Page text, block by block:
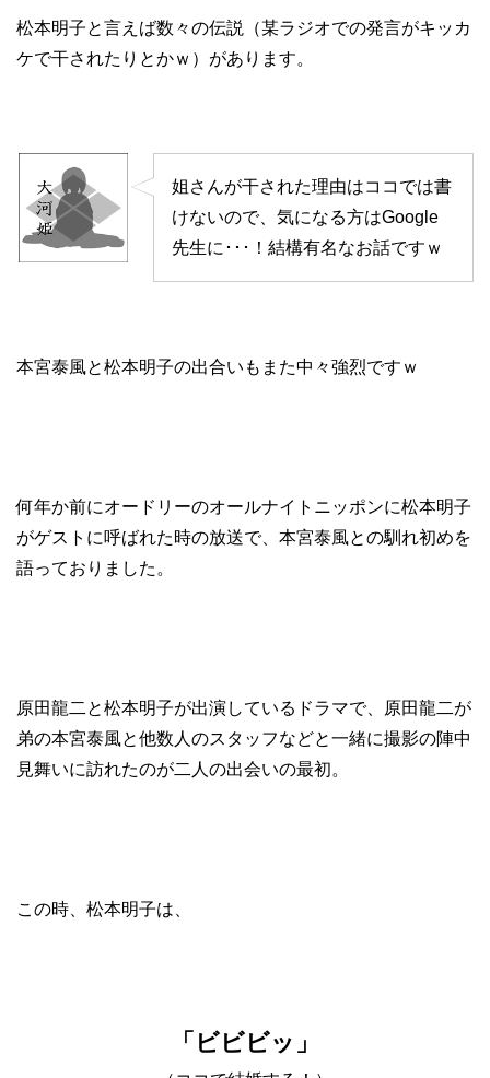
松本明子と言えば数々の伝説（某ラジオでの発言がキッカ
ケで干されたりとかｗ）があります。
姐さんが干された理由はココでは書
けないので、気になる方はGoogle
先生に･･･！結構有名なお話ですｗ
本宮泰風と松本明子の出合いもまた中々強烈ですｗ
何年か前にオードリーのオールナイトニッポンに松本明子
がゲストに呼ばれた時の放送で、本宮泰風との馴れ初めを
語っておりました。
原田龍二と松本明子が出演しているドラマで、原田龍二が
弟の本宮泰風と他数人のスタッフなどと一緒に撮影の陣中
見舞いに訪れたのが二人の出会いの最初。
この時、松本明子は、
「ビビビッ」